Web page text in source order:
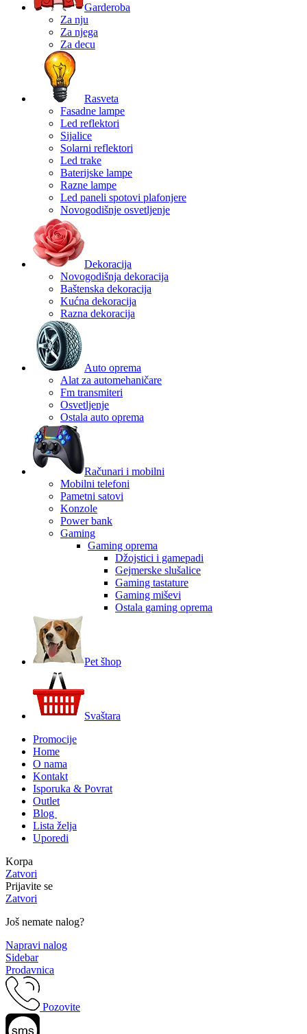
Garderoba
Za nju
Za njega
Za decu
Rasveta
Fasadne lampe
Led reflektori
Sijalice
Solarni reflektori
Led trake
Baterijske lampe
Razne lampe
Led paneli spotovi plafonjere
Novogodišnje osvetljenje
Dekoracija
Novogodišnja dekoracija
Baštenska dekoracija
Kućna dekoracija
Razna dekoracija
Auto oprema
Alat za automehaničare
Fm transmiteri
Osvetljenje
Ostala auto oprema
Računari i mobilni
Mobilni telefoni
Pametni satovi
Konzole
Power bank
Gaming
Gaming oprema
Džojstici i gamepadi
Gejmerske slušalice
Gaming tastature
Gaming miševi
Ostala gaming oprema
Pet šhop
Svaštara
Promocije
Home
O nama
Kontakt
Isporuka & Povrat
Outlet
Blog
Lista želja
Uporedi
Korpa
Zatvori
Prijavite se
Zatvori
Još nemate nalog?
Napravi nalog
Sidebar
Prodavnica
Pozovite